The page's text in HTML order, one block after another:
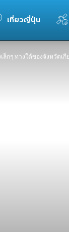
เที่ยวญี่ปุ่น
ล็กๆ ทางใต้ของจังหวัดเกี